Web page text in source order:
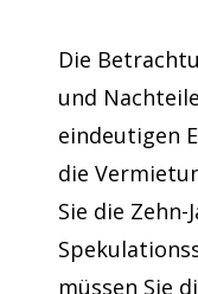
Die
und
eindeutigen
die
Sie die
müssen Sie